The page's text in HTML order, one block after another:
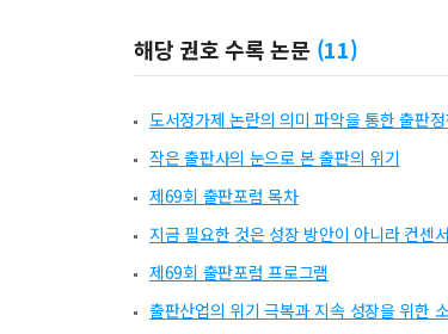
해당 권호 수록 논문 (11)
도서정가제 논란의 의미 파악을 통한 출판
작은 출판사의 눈으로 본 출판의 위기
제69회 출판포럼 목차
지금 필요한 것은 성장 방안이 아니라 컨센
제69회 출판포럼 프로그램
출판산업의 위기 극복과 지속 성장을 위한